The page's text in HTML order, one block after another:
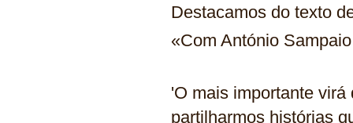
Destacamos do texto
«Com António
'O mais importante
partilharmos histórias